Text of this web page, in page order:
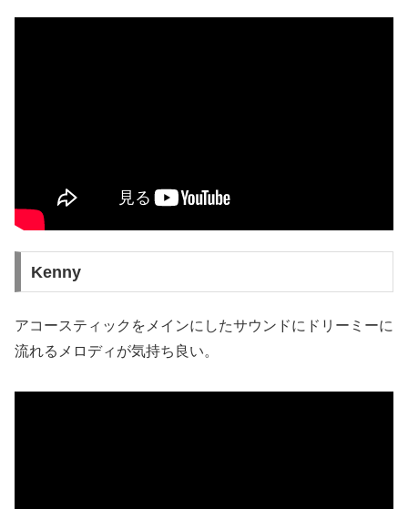
Kenny
アコースティックをメインにしたサウンドにドリーミーに
流れるメロディが気持ち良い。